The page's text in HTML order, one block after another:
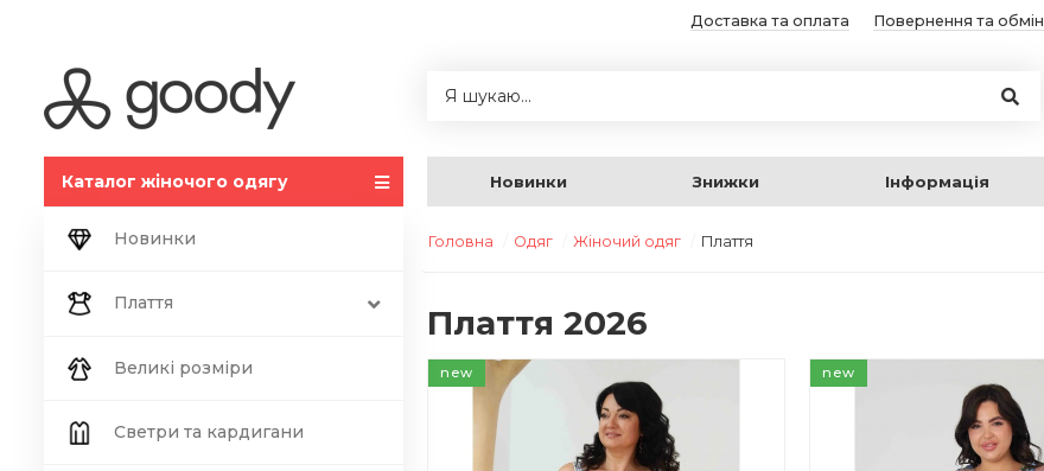
Доставка та оплата Повернення та обмін
Новинки Знижки Інформація
Каталог жіночого одягу
Новинки
Плаття
Великі розміри
Светри та кардигани
Головна Одяг Жіночий одяг Плаття
Плаття 2026
new new